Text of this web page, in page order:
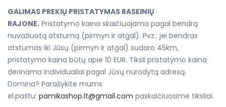
GALIMAS PREKIŲ PRISTATYMAS RASEINIŲ
RAJONE. Pristatymo kaina skaičiuojama pagal bendrą
nuvažiuotą atstumą (pirmyn ir atgal). Pvz.: jei bendras
atstumas iki Jūsų (pirmyn ir atgal) sudaro 45km,
pristatymo kaina būtų apie 10 EUR. Tiksli pristatymo kaina
derinama individualiai pagal Jūsų nurodytą adresą.
Domina? Parašykite mums
el.paštu: pamikashop.lt@gmail.com paskaičiuosime tiksliai.